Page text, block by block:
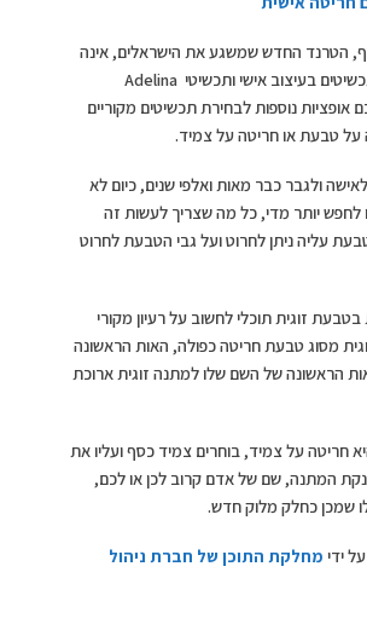
הטרנד החדש שמשגע את הישראלים, אינה
לבד בקטגוריה תכשיטים בעיצוב אישי ותכשיטי Adelina
אופציות נוספות לבחירת תכשיטים מקוריים
טבעת או חריטה על צמיד.
ולגבר כבר מאות ואלפי שנים, כיום לא
לחפש יותר מדי, כל מה שצריך לעשות זה
עליה ניתן לחרוט ועל גבי הטבעת לחרוט
בטבעת זוגית תוכלי לחשוב על רעיון מקורי
מסוג טבעת חריטה כפולה, האות הראשונה
הראשונה של השם שלו למתנה זוגית ארוכת
חריטה על צמיד, בוחרים צמיד כסף ועליו את
המתנה, שם של אדם קרוב לכן או לכם,
שמכן כחלק מלוק חדש.
ידי מחלקת התוכן של חברת ניהול